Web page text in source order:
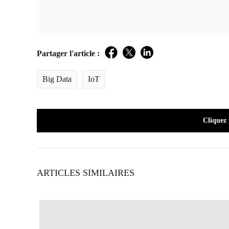
Partager l'article : Facebook
TwitterLinkedIn
Big Data IoT
Cliquez
ARTICLES SIMILAIRES